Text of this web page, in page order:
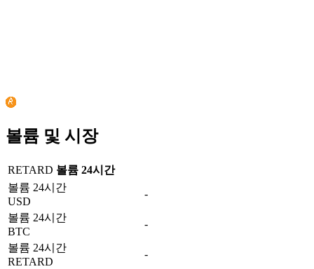
볼륨 및 시장
RETARD 볼륨 24시간
볼륨 24시간
USD
-
볼륨 24시간
BTC
-
볼륨 24시간
RETARD
-